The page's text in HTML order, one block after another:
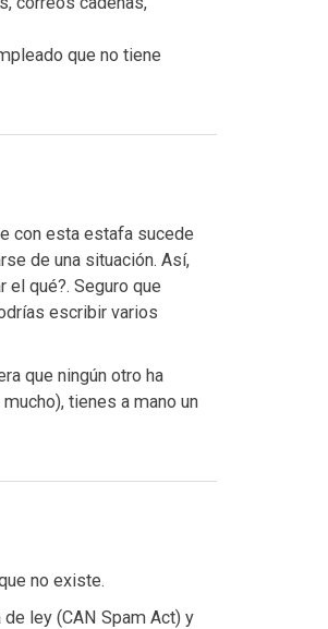
que no tiene
con esta estafa sucede
de una situación. Así,
el qué?. Seguro que
escribir varios
que ningún otro ha
tienes a mano un
no existe.
ley (CAN Spam Act) y